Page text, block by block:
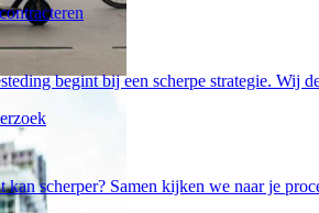
begint bij een scherpe strategie. Wij
kan scherper? Samen kijken we naar je